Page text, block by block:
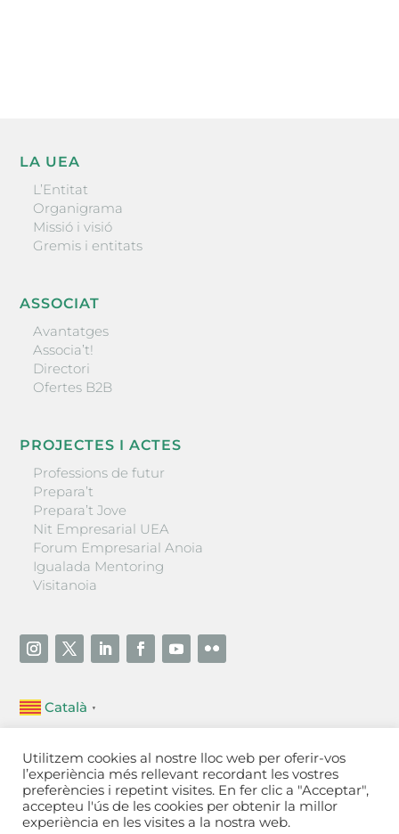
LA UEA
L’Entitat
Organigrama
Missió i visió
Gremis i entitats
ASSOCIAT
Avantatges
Associa’t!
Directori
Ofertes B2B
PROJECTES I ACTES
Professions de futur
Prepara’t
Prepara’t Jove
Nit Empresarial UEA
Forum Empresarial Anoia
Igualada Mentoring
Visitanoia
Català ▼
Unió Empresarial de l’Anoia (UEA)
Ctra. de Manresa, 131, 08700 – Igualada(Barcelona)
Tel 93 805 22 92
Utilitzem cookies al nostre lloc web per oferir-vos
l’experiència més rellevant recordant les vostres
preferències i repetint visites. En fer clic a "Acceptar",
accepteu l'ús de les cookies per obtenir la millor
experiència en les visites a la nostra web.